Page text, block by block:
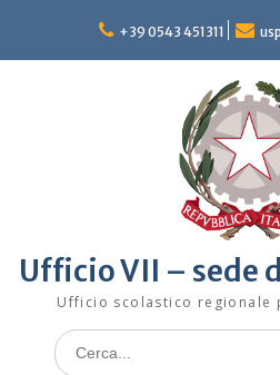
content
+39 0543 451311
Ufficio VII – sede
Ufficio scolastico regionale
Search
for: